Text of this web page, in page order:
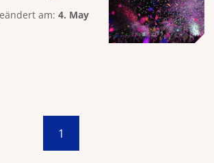
am: 4. May
1